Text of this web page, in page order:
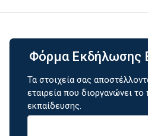
Φόρμα Εκδήλωσης
Τα στοιχεία σας
εταιρεία που διοργανώνει
εκπαίδευσης.